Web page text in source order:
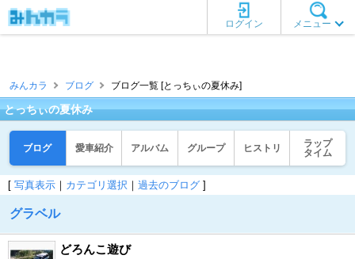
メニュー
ログイン
みんカラ ブログ ブログ一覧 [とっちぃの夏休み]
とっちぃの夏休み
ブログ 愛車紹介 アルバム グループ ヒストリ
ラップ
タイム
[ 写真表示 ｜ カテゴリ選択 ｜ 過去のブログ ]
グラベル
どろんこ遊び